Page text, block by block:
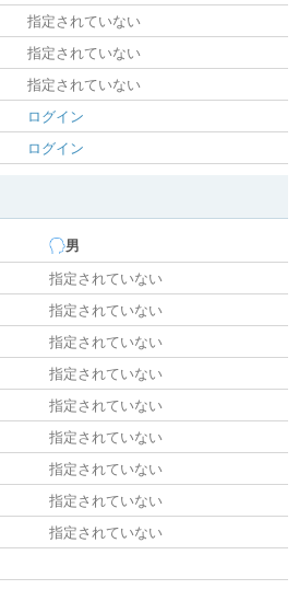
指定されていない
指定されていない
指定されていない
ログイン
ログイン
男
指定されていない
指定されていない
指定されていない
指定されていない
指定されていない
指定されていない
指定されていない
指定されていない
指定されていない